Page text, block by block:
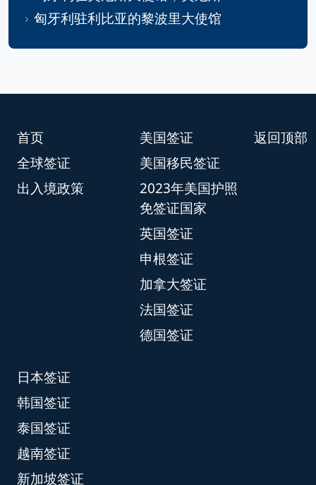
匈牙利驻利比亚的黎波里大使馆
返回顶部
首页
全球签证
出入境政策
美国签证
美国移民签证
2023年美国护照
免签证国家
英国签证
申根签证
加拿大签证
法国签证
德国签证
日本签证
韩国签证
泰国签证
越南签证
新加坡签证